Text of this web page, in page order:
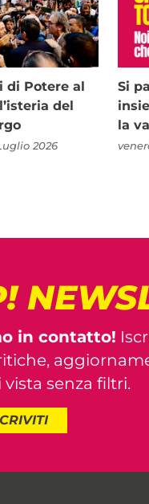
di Potere al
del
2026
Si
la
in contatto!
senza filtri.